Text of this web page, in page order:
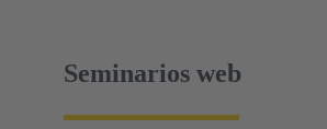
Seminarios web